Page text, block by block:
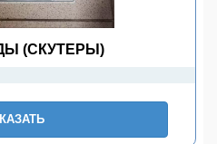
(СКУТЕРЫ)